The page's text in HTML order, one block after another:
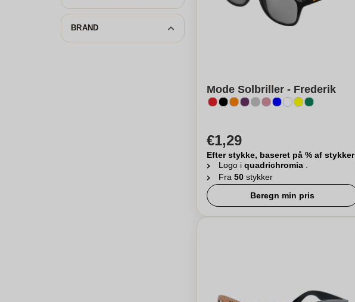
BRAND
Mode Solbriller - Frederik
€1,29
Efter stykke, baseret på % af stykker
Logo i quadrichromia .
Fra 50 stykker
Beregn min pris